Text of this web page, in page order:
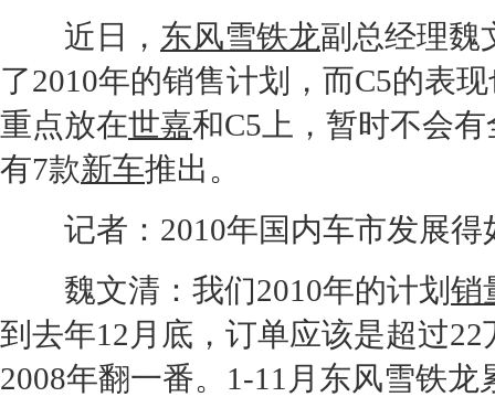
近日， 东风雪铁龙副总经理魏
了2010年的销售计划，而C5的表
重点放在世嘉和C5上，暂时不会
有7款新车推出。
记者：2010年国内车市发展得
魏文清：我们2010年的计划 销
到去年12月底，订单应该是超过
2008年翻一番。1-11月 东风雪铁龙